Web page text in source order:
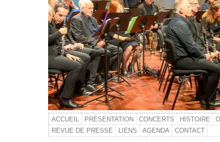
ACCUEIL PRÉSENTATION CONCERTS HISTOIRE
REVUE DE PRESSE
LIENS AGENDA CONTACT